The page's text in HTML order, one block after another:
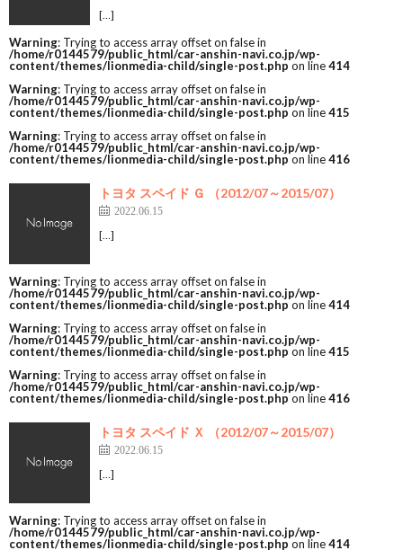
[…]
Warning: Trying to access array offset on false in
/home/r0144579/public_html/car-anshin-navi.co.jp/wp-
content/themes/lionmedia-child/single-post.php on line414
Warning: Trying to access array offset on false in
/home/r0144579/public_html/car-anshin-navi.co.jp/wp-
content/themes/lionmedia-child/single-post.php on line415
Warning: Trying to access array offset on false in
/home/r0144579/public_html/car-anshin-navi.co.jp/wp-
content/themes/lionmedia-child/single-post.php on line416
トヨタ スペイド Ｇ （2012/07～2015/07）
2022.06.15
[…]
Warning: Trying to access array offset on false in
/home/r0144579/public_html/car-anshin-navi.co.jp/wp-
content/themes/lionmedia-child/single-post.php on line414
Warning: Trying to access array offset on false in
/home/r0144579/public_html/car-anshin-navi.co.jp/wp-
content/themes/lionmedia-child/single-post.php on line415
Warning: Trying to access array offset on false in
/home/r0144579/public_html/car-anshin-navi.co.jp/wp-
content/themes/lionmedia-child/single-post.php on line416
トヨタ スペイド Ｘ （2012/07～2015/07）
2022.06.15
[…]
Warning: Trying to access array offset on false in
/home/r0144579/public_html/car-anshin-navi.co.jp/wp-
content/themes/lionmedia-child/single-post.php on line414